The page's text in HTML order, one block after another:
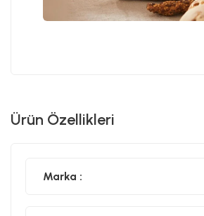
Ürün Özellikleri
Marka :